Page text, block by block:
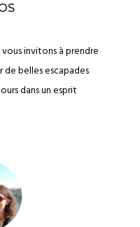
invitons à prendre
belles escapades
dans un esprit